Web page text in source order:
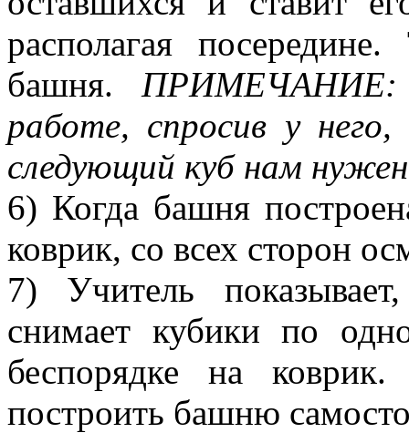
располагая
башня. ПРИМЕЧАНИЕ:
работе, спросив у
следующий куб нам
6) Когда башня
коврик, со всех сторон
7) Учитель
снимает кубики по
беспорядке на коврик.
построить башню